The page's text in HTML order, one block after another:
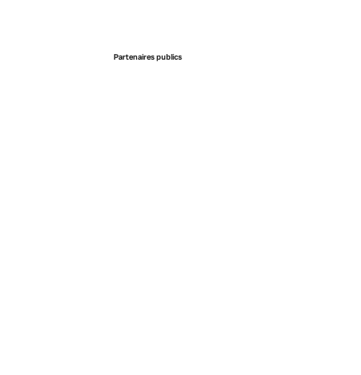
Partenaires publics